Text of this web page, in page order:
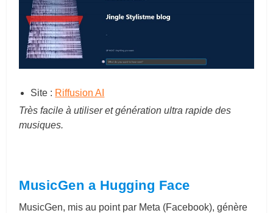
Site : Riffusion AI
Très facile à utiliser et génération ultra rapide des
musiques.
MusicGen a Hugging Face
MusicGen, mis au point par Meta (Facebook), génère